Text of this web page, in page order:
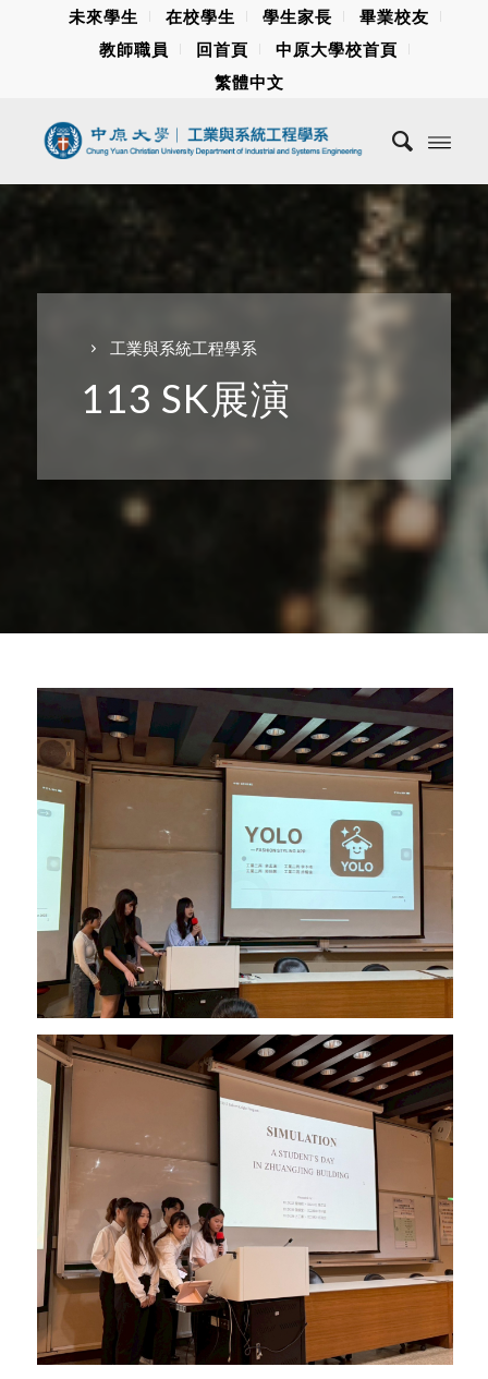
未來學生 在校學生 學生家長
畢業校友
教師職員
回首頁
中原大學校首頁
繁體中文
工業與系統工程學系
113 SK展演